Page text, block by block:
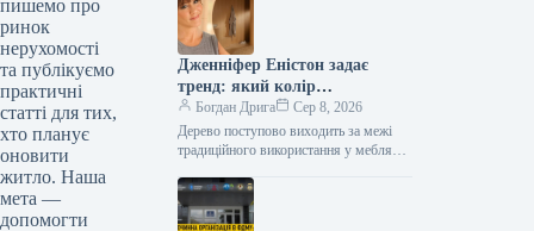
пишемо про
ринок
нерухомості
та публікуємо
практичні
статті для тих,
хто планує
оновити
житло. Наша
мета —
допомогти
областях медіанні ціни зросли…
Дженніфер Еністон задає
тренд: який колір
домінуватиме у ванних
кімнатах 2027 року
Богдан Дрига
Сер 8, 2026
Дерево поступово виходить за межі
традиційного використання у меблях
частіше стаючи матеріалом для
оформлення цілих стін…